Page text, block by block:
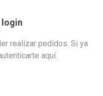
realizar pedidos. Si ya
aquí.